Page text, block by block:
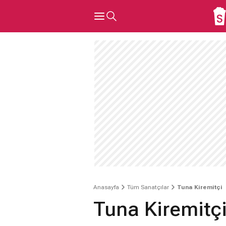
Anasayfa Tüm Sanatçılar Tuna Kiremitçi
Tuna